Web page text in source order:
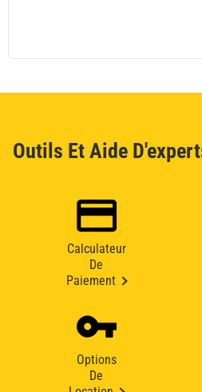
Outils Et Aide
Calculateur
De
Paiement
Options
De